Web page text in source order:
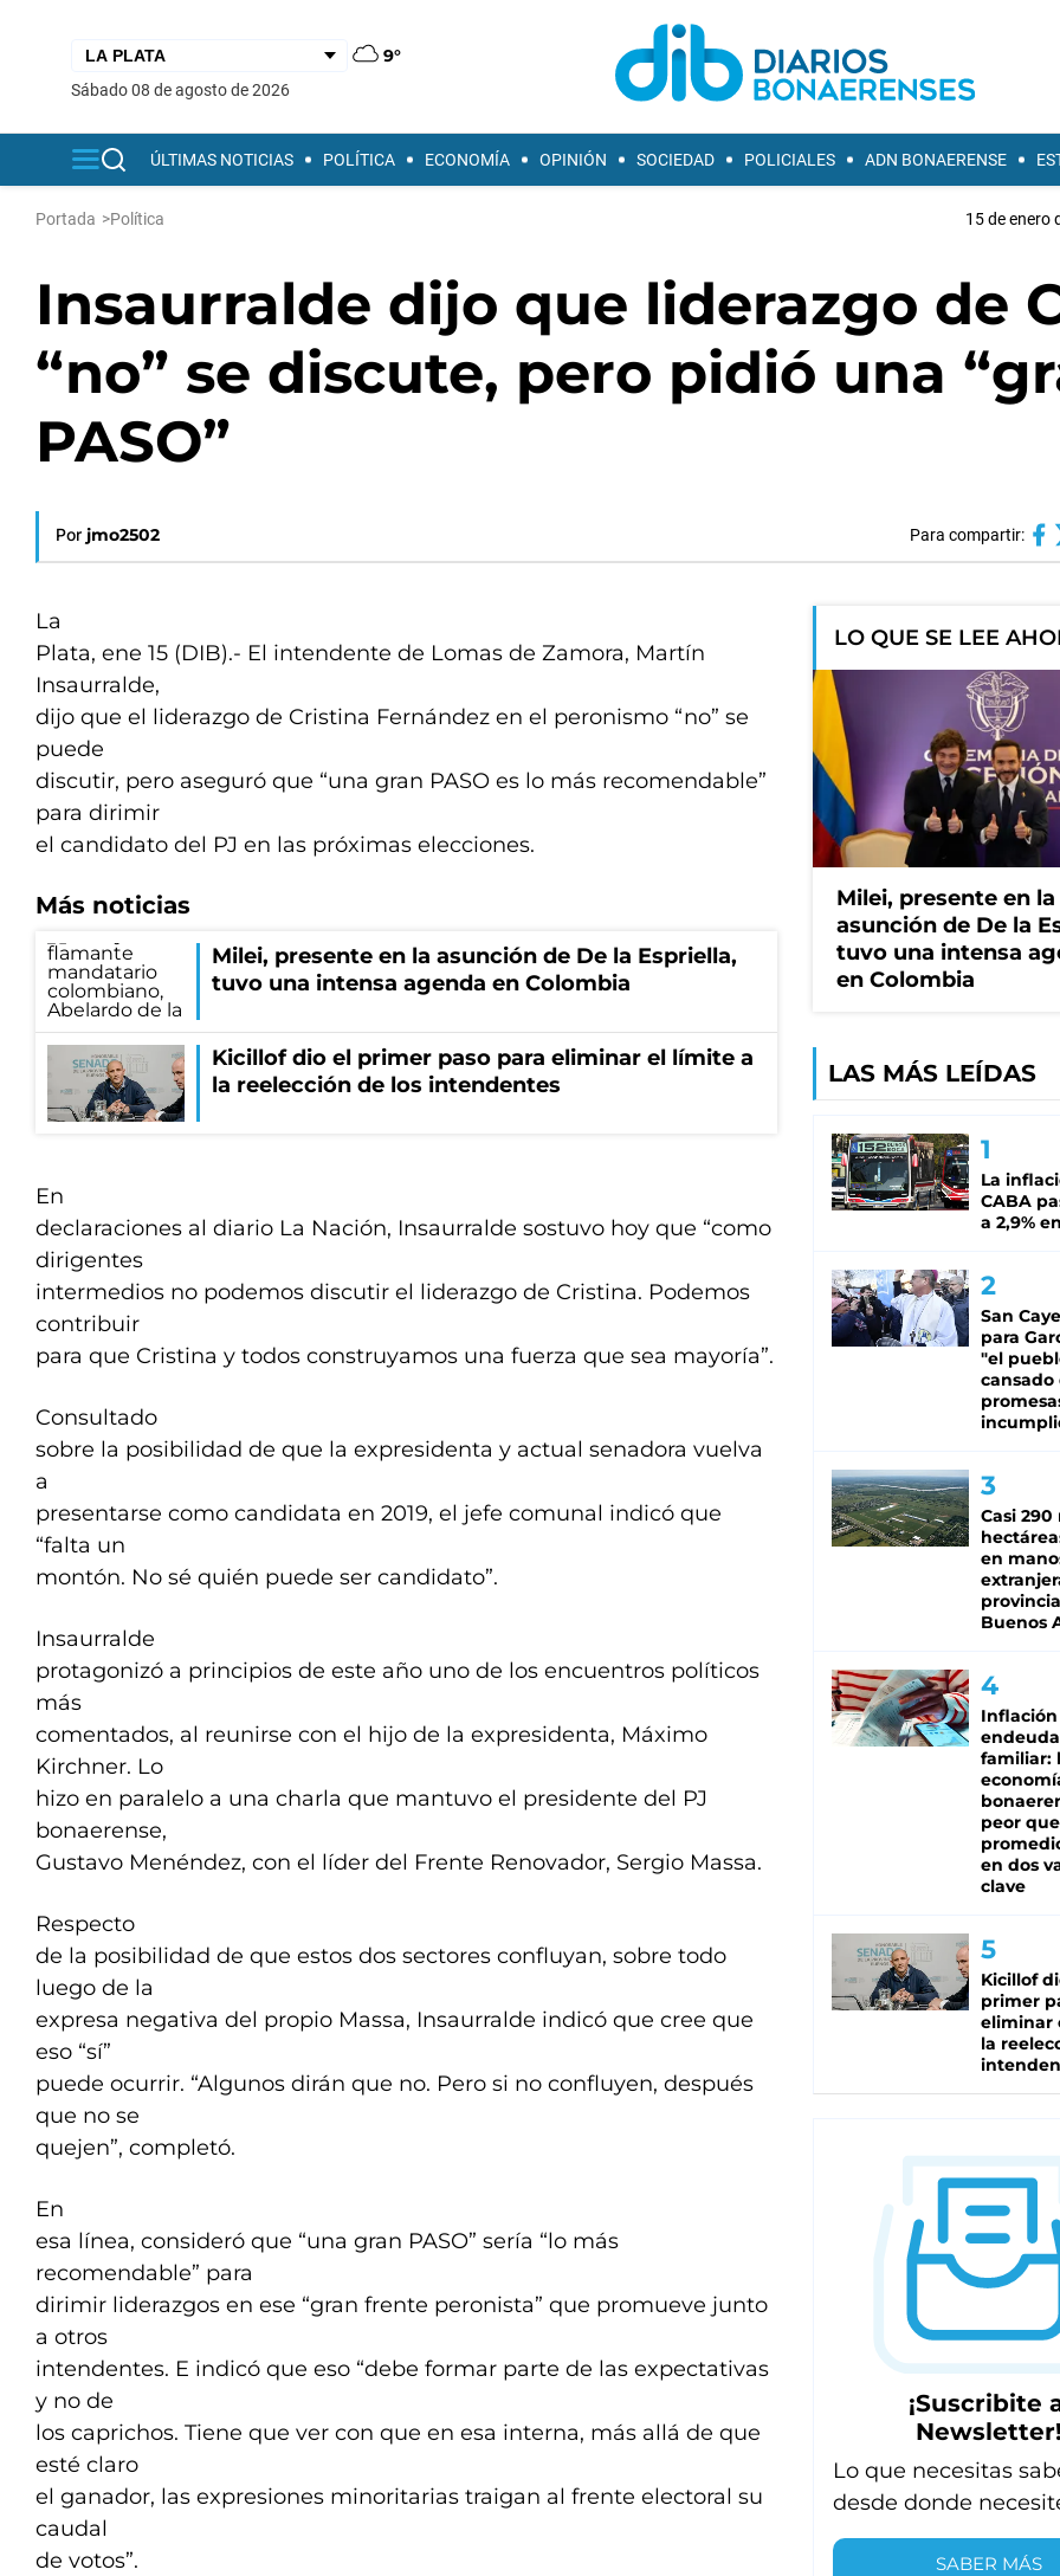
9°
sábado 08 de agosto de 2026
ÚLTIMAS NOTICIAS POLÍTICA ECONOMÍA OPINIÓN SOCIEDAD POLICIALES ADN BONAERENSE
Portada >Política 15 de enero
Insaurralde dijo que liderazgo de
“no” se discute, pero pidió una
PASO”
Por jmo2502 Para compartir:
La
Plata, ene 15 (DIB).- El intendente de Lomas de Zamora, Martín
Insaurralde,
dijo que el liderazgo de Cristina Fernández en el peronismo “no” se
puede
discutir, pero aseguró que “una gran PASO es lo más recomendable”
para dirimir
el candidato del PJ en las próximas elecciones.
Más noticias
Milei, presente en la asunción de De la Espriella,
tuvo una intensa agenda en Colombia
Kicillof dio el primer paso para eliminar el límite a
la reelección de los intendentes
En
declaraciones al diario La Nación, Insaurralde sostuvo hoy que “como
dirigentes
intermedios no podemos discutir el liderazgo de Cristina. Podemos
contribuir
para que Cristina y todos construyamos una fuerza que sea mayoría”.
Consultado
sobre la posibilidad de que la expresidenta y actual senadora vuelva
a
presentarse como candidata en 2019, el jefe comunal indicó que
“falta un
montón. No sé quién puede ser candidato”.
Insaurralde
protagonizó a principios de este año uno de los encuentros políticos
más
comentados, al reunirse con el hijo de la expresidenta, Máximo
Kirchner. Lo
hizo en paralelo a una charla que mantuvo el presidente del PJ
bonaerense,
Gustavo Menéndez, con el líder del Frente Renovador, Sergio Massa.
Respecto
de la posibilidad de que estos dos sectores confluyan, sobre todo
luego de la
expresa negativa del propio Massa, Insaurralde indicó que cree que
eso “sí”
puede ocurrir. “Algunos dirán que no. Pero si no confluyen, después
que no se
quejen”, completó.
En
esa línea, consideró que “una gran PASO” sería “lo más
recomendable” para
dirimir liderazgos en ese “gran frente peronista” que promueve junto
a otros
intendentes. E indicó que eso “debe formar parte de las expectativas
y no de
los caprichos. Tiene que ver con que en esa interna, más allá de que
esté claro
el ganador, las expresiones minoritarias traigan al frente electoral su
caudal
de votos”.
LO QUE SE LEE
Milei, presente en la
asunción de De la
tuvo una intensa
en Colombia
LAS MÁS LEÍDAS
La
CABA
a 2,9%
San
para
"el
cansado
Casi 290
en
Buenos
Inflación
familiar:
peor
en dos
clave
Kicillof
primer
eliminar
la
¡Suscribite
Newsletter!
Lo que necesitas
desde donde
SABER MÁS